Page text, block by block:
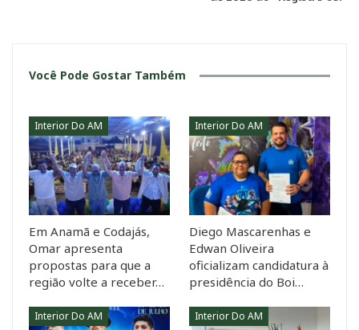
Você Pode Gostar Também
Interior Do AM
Em Anamã e Codajás,
Omar apresenta
propostas para que a
região volte a receber…
Interior Do AM
Diego Mascarenhas e
Edwan Oliveira
oficializam candidatura à
presidência do Boi…
Interior Do AM Interior Do AM